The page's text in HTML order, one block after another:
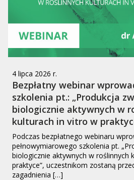
4 lipca 2026 r.
Bezpłatny webinar
szkolenia pt.: „Produkcja
biologicznie aktywnych w
kulturach in vitro w
Podczas bezpłatnego webinaru
pełnowymiarowego szkolenia pt.
biologicznie aktywnych w roślinnych
praktyce”, uczestnikom zostaną
zagadnienia […]